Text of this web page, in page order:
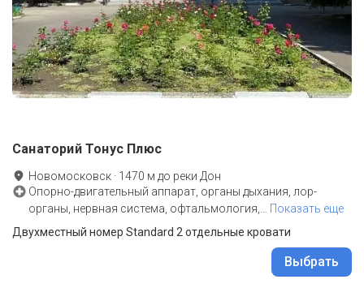
Санаторий Тонус Плюс
Новомосковск · 1470 м до реки Дон
Опорно-двигательный аппарат, органы дыхания, лор-
органы, нервная система, офтальмология,
Показать еще
Двухместный номер Standard 2 отдельные кровати
Выбрать